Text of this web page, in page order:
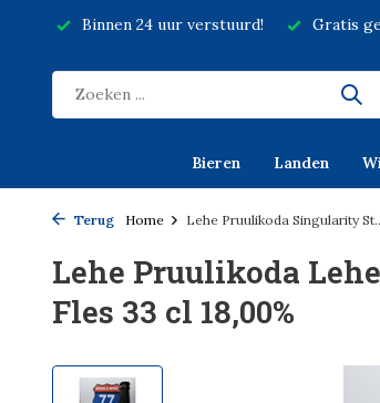
Binnen 24 uur verstuurd! Gratis
Bieren Landen
Terug Home Lehe Pruulikoda Singularity
Lehe Pruulikoda
Fles 33 cl 18,00%